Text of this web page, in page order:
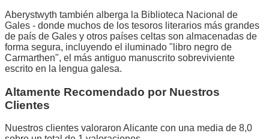
Aberystwyth también alberga la Biblioteca Nacional de
Gales - donde muchos de los tesoros literarios más grandes
de país de Gales y otros países celtas son almacenadas de
forma segura, incluyendo el iluminado "libro negro de
Carmarthen", el más antiguo manuscrito sobreviviente
escrito en la lengua galesa.
Altamente Recomendado por Nuestros
Clientes
Nuestros clientes valoraron Alicante con una media de 8,0